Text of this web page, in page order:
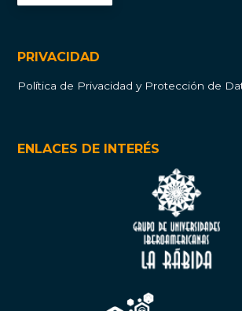
PRIVACIDAD
Política de Privacidad y Protección de
ENLACES DE INTERÉS